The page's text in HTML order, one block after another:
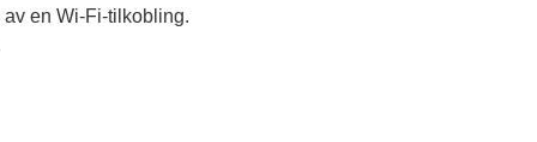
en Wi-Fi-tilkobling.